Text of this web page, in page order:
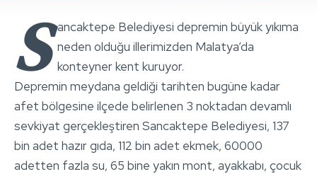
S ancaktepe Belediyesi depremin büyük yıkıma
neden olduğu illerimizden Malatya’da
konteyner kent kuruyor.
Depremin meydana geldiği tarihten bugüne kadar
afet bölgesine ilçede belirlenen 3 noktadan devamlı
sevkiyat gerçekleştiren Sancaktepe Belediyesi, 137
bin adet hazır gıda, 112 bin adet ekmek, 60000
adetten fazla su, 65 bine yakın mont, ayakkabı, çocuk